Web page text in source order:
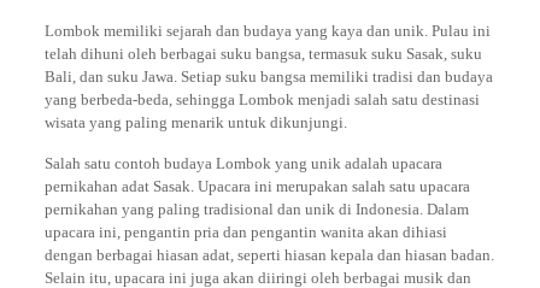
Lombok memiliki sejarah dan budaya yang kaya dan unik. Pulau ini
telah dihuni oleh berbagai suku bangsa, termasuk suku Sasak, suku
Bali, dan suku Jawa. Setiap suku bangsa memiliki tradisi dan budaya
yang berbeda-beda, sehingga Lombok menjadi salah satu destinasi
wisata yang paling menarik untuk dikunjungi.
Salah satu contoh budaya Lombok yang unik adalah upacara
pernikahan adat Sasak. Upacara ini merupakan salah satu upacara
pernikahan yang paling tradisional dan unik di Indonesia. Dalam
upacara ini, pengantin pria dan pengantin wanita akan dihiasi
dengan berbagai hiasan adat, seperti hiasan kepala dan hiasan badan.
Selain itu, upacara ini juga akan diiringi oleh berbagai musik dan